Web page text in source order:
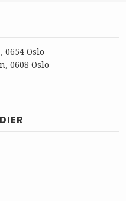
0654 Oslo
0608 Oslo